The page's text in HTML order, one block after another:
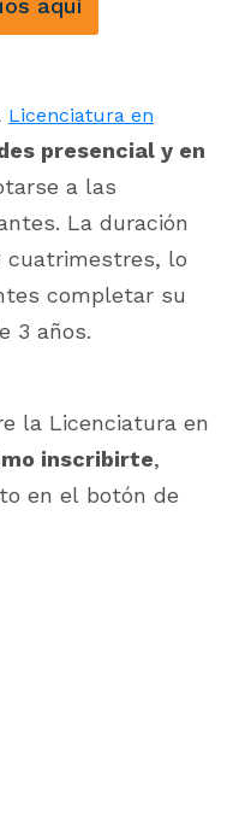
aquí
Licenciatura en
presencial y en
a las
La duración
cuatrimestres, lo
completar su
3 años.
la Licenciatura en
inscribirte,
en el botón de